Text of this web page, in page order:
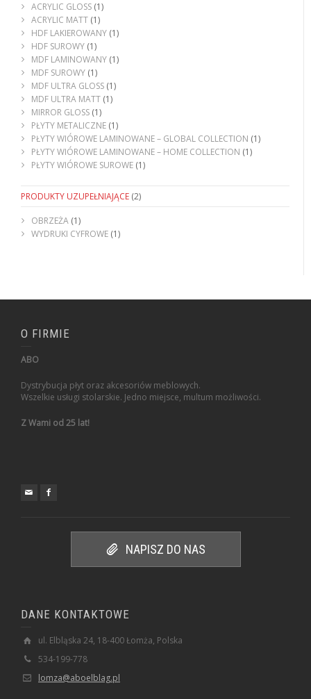
ACRYLIC GLOSS (1)
ACRYLIC MATT (1)
HDF LAKIEROWANY (1)
HDF SUROWY (1)
MDF LAMINOWANY (1)
MDF SUROWY (1)
MDF ULTRA GLOSS (1)
MDF ULTRA MATT (1)
MIRROR GLOSS (1)
PŁYTY METALICZNE (1)
PŁYTY WIÓROWE LAMINOWANE – GLOBAL COLLECTION (1)
PŁYTY WIÓROWE LAMINOWANE – HOME COLLECTION (1)
PŁYTY WIÓROWE SUROWE (1)
PRODUKTY UZUPEŁNIAJĄCE (2)
OBRZEŻA (1)
WYDRUKI CYFROWE (1)
O FIRMIE
ABO
Dystrybucja płyt oraz akcesoriów meblowych.
Wszelkie usługi stolarskie. Jedno miejsce, multum możliwości.
Z Wami od 25 lat!
NAPISZ DO NAS
DANE KONTAKTOWE
ul. Elbląska 24, 18-400 Łomża, Polska
534-199-778
lomza@aboelblag.pl